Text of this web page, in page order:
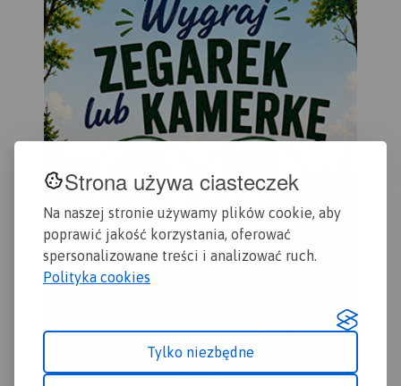
Strona używa ciasteczek
Na naszej stronie używamy plików cookie, aby
poprawić jakość korzystania, oferować
spersonalizowane treści i analizować ruch.
Polityka cookies
Tylko niezbędne
informacje przydatne
turyście, oraz podano
przebiegi szlaków pieszych i
rowerowych.